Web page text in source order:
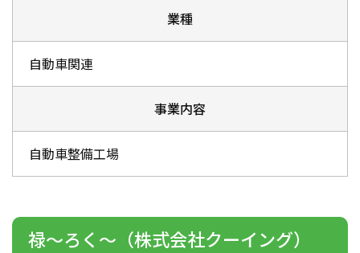
業種
自動車関連
事業内容
自動車整備工場
禄～ろく～（株式会社クーイング）